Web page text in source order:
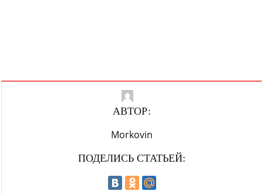
АВТОР:
Morkovin
ПОДЕЛИСЬ СТАТЬЕЙ: